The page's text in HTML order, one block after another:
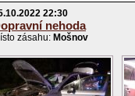
22:30
nehoda
zásahu: Mošnov